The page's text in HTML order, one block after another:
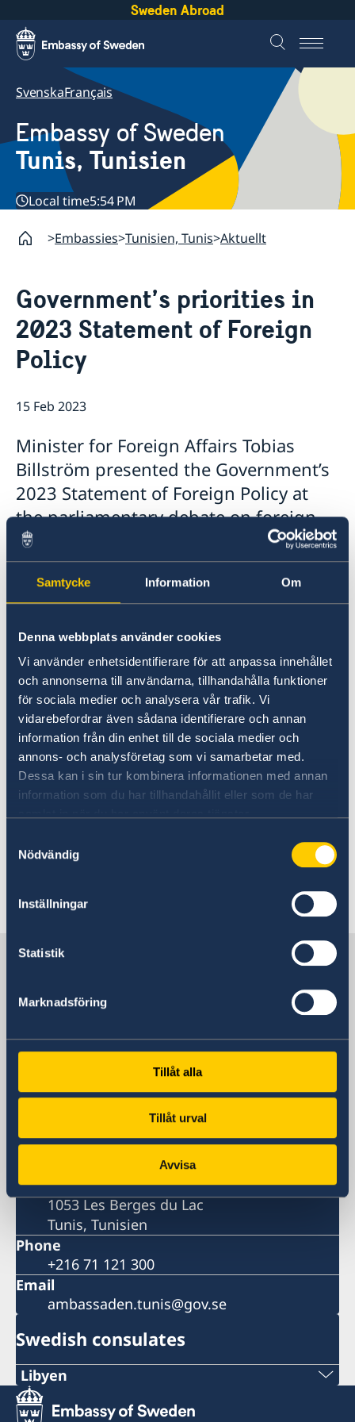
Samtycke Information Om
Denna webbplats använder cookies
Vi använder enhetsidentifierare för att anpassa innehållet
och annonserna till användarna, tillhandahålla funktioner
för sociala medier och analysera vår trafik. Vi
vidarebefordrar även sådana identifierare och annan
information från din enhet till de sociala medier och
annons- och analysföretag som vi samarbetar med.
Dessa kan i sin tur kombinera informationen med annan
information som du har tillhandahållit eller som de har
Nödvändig
Inställningar
Statistik
Marknadsföring
Tillåt alla
Tillåt urval
Avvisa
Sweden Abroad
SvenskaFrançais
Embassy of Sweden
Tunis, Tunisien
Local time5:54 PM
Embassies Tunisien, Tunis Aktuellt
Government’s priorities in
2023 Statement of Foreign
Policy
15 Feb 2023
Minister for Foreign Affairs Tobias
Billström presented the Government’s
2023 Statement of Foreign Policy at
the parliamentary debate on foreign
affairs in the Riksdag today.
Photo: Anders Löwdin/Riksdagen
The 2023 Statement of Foreign
government.se
Sweden in Tunisia
Embassy
Visiting address
Sveriges Ambassad Tunis
Rue du Lac Neuchâtel
1053 Les Berges du Lac
Tunis, Tunisien
Phone
+216 71 121 300
Email
ambassaden.tunis@gov.se
Swedish consulates
Libyen
Sveriges honorärkonsulat i Benghazi: